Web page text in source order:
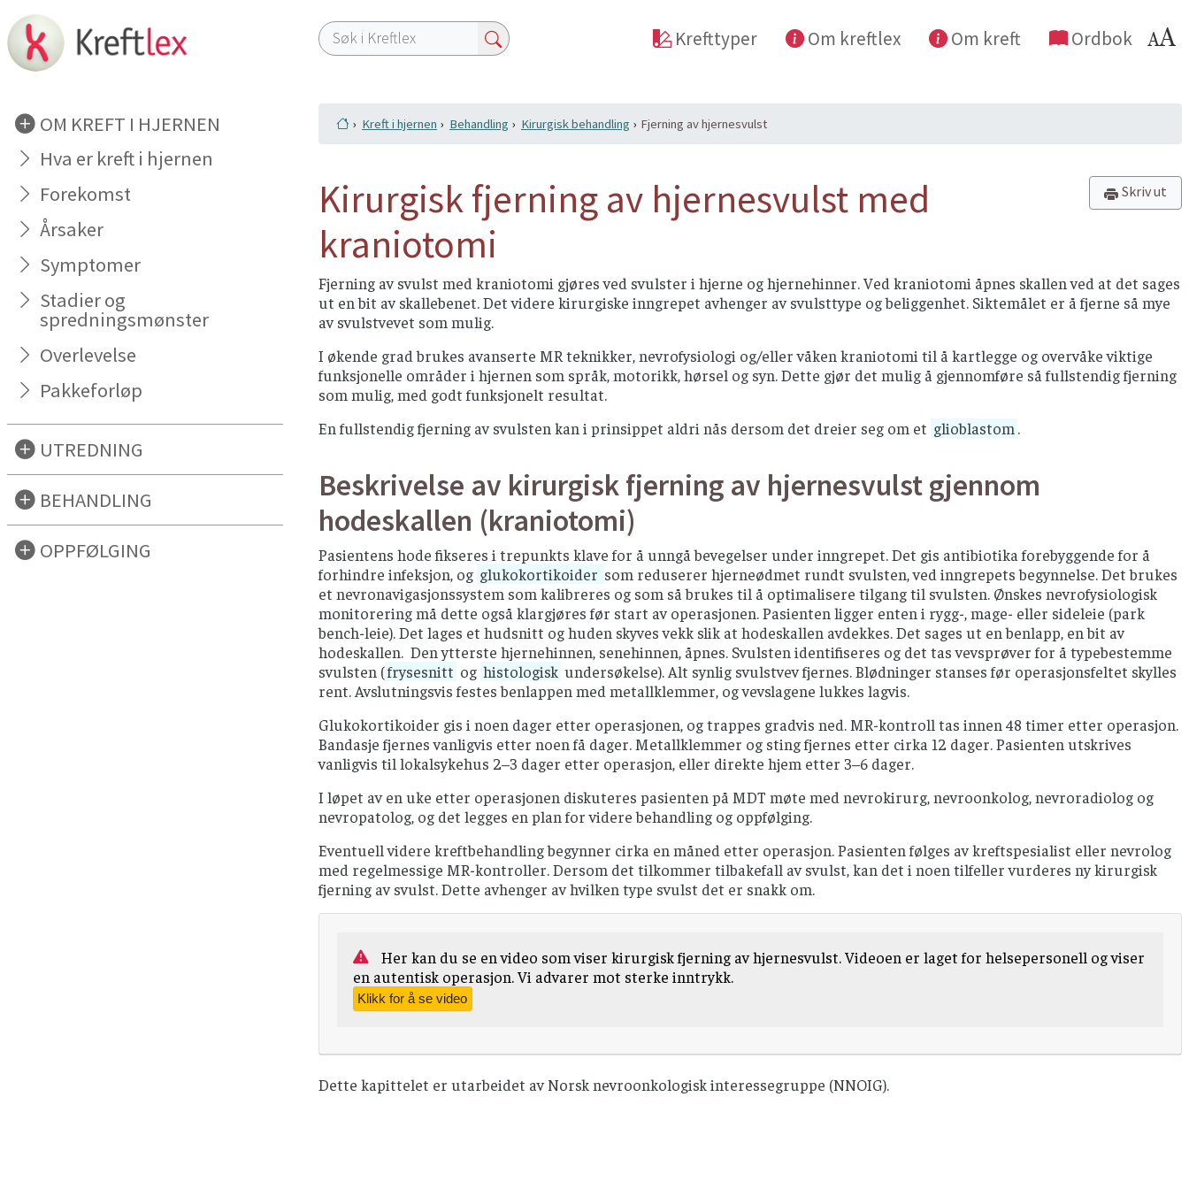
OM KREFT I HJERNEN
Hva er kreft i hjernen
Forekomst
Årsaker
Symptomer
Stadier og
spredningsmønster
Overlevelse
Pakkeforløp
UTREDNING
BEHANDLING
OPPFØLGING
Krefttyper Om kreftlex Om kreft Ordbok
Kreft i hjernen Behandling Kirurgisk behandling Fjerning av hjernesvulst
Skriv ut
Kirurgisk fjerning av hjernesvulst med
kraniotomi
Fjerning av svulst med kraniotomi gjøres ved svulster i hjerne og hjernehinner. Ved kraniotomi åpnes skallen ved at det sages
ut en bit av skallebenet. Det videre kirurgiske inngrepet avhenger av svulsttype og beliggenhet. Siktemålet er å fjerne så mye
av svulstvevet som mulig.
I økende grad brukes avanserte MR teknikker, nevrofysiologi og/eller våken kraniotomi til å kartlegge og overvåke viktige
funksjonelle områder i hjernen som språk, motorikk, hørsel og syn. Dette gjør det mulig å gjennomføre så fullstendig fjerning
som mulig, med godt funksjonelt resultat.
En fullstendig fjerning av svulsten kan i prinsippet aldri nås dersom det dreier seg om et glioblastom .
Beskrivelse av kirurgisk fjerning av hjernesvulst gjennom
hodeskallen (kraniotomi)
Pasientens hode fikseres i trepunkts klave for å unngå bevegelser under inngrepet. Det gis antibiotika forebyggende for å
forhindre infeksjon, og glukokortikoider som reduserer hjerneødmet rundt svulsten, ved inngrepets begynnelse. Det brukes
et nevronavigasjonssystem som kalibreres og som så brukes til å optimalisere tilgang til svulsten. Ønskes nevrofysiologisk
monitorering må dette også klargjøres før start av operasjonen. Pasienten ligger enten i rygg-, mage- eller sideleie (park
bench-leie). Det lages et hudsnitt og huden skyves vekk slik at hodeskallen avdekkes. Det sages ut en benlapp, en bit av
hodeskallen. Den ytterste hjernehinnen, senehinnen, åpnes. Svulsten identifiseres og det tas vevsprøver for å typebestemme
svulsten (frysesnitt og histologisk undersøkelse). Alt synlig svulstvev fjernes. Blødninger stanses før operasjonsfeltet skylles
rent. Avslutningsvis festes benlappen med metallklemmer, og vevslagene lukkes lagvis.
Glukokortikoider gis i noen dager etter operasjonen, og trappes gradvis ned. MR-kontroll tas innen 48 timer etter operasjon.
Bandasje fjernes vanligvis etter noen få dager. Metallklemmer og sting fjernes etter cirka 12 dager. Pasienten utskrives
vanligvis til lokalsykehus 2–3 dager etter operasjon, eller direkte hjem etter 3–6 dager.
I løpet av en uke etter operasjonen diskuteres pasienten på MDT møte med nevrokirurg, nevroonkolog, nevroradiolog og
nevropatolog, og det legges en plan for videre behandling og oppfølging.
Eventuell videre kreftbehandling begynner cirka en måned etter operasjon. Pasienten følges av kreftspesialist eller nevrolog
med regelmessige MR-kontroller. Dersom det tilkommer tilbakefall av svulst, kan det i noen tilfeller vurderes ny kirurgisk
fjerning av svulst. Dette avhenger av hvilken type svulst det er snakk om.
Her kan du se en video som viser kirurgisk fjerning av hjernesvulst. Videoen er laget for helsepersonell og viser
en autentisk operasjon. Vi advarer mot sterke inntrykk.
Dette kapittelet er utarbeidet av Norsk nevroonkologisk interessegruppe (NNOIG).